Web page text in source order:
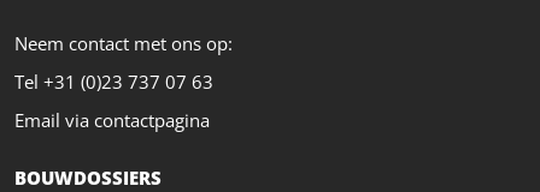
Neem contact met ons op:
Tel +31 (0)23 737 07 63
Email via contactpagina
BOUWDOSSIERS